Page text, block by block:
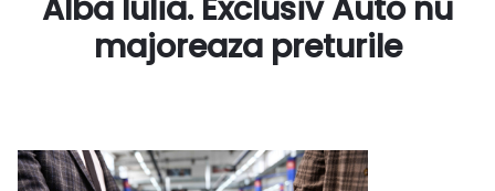
Alba Iulia. Exclusiv Auto nu
majoreaza preturile